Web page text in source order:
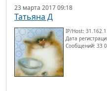
23 марта 2017 09:18
Татьяна Д
IP/Host:
Дата
Сообщений: 33